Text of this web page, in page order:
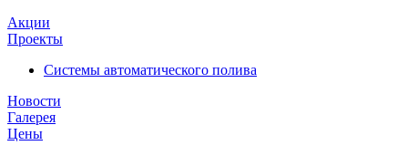
Акции
Проекты
Системы автоматического полива
Новости
Галерея
Цены